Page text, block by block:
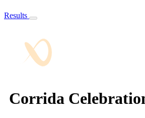
Results
Corrida